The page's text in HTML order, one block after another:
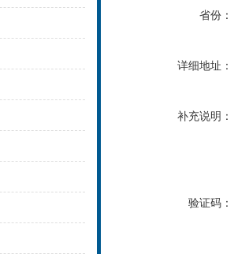
省份：
详细地址：
补充说明：
验证码：